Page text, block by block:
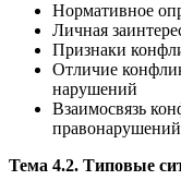
Нормативное
Личная
Признаки
Отличие
нарушений
Взаимосвязь
правонарушений
Тема 4.2. Типовые